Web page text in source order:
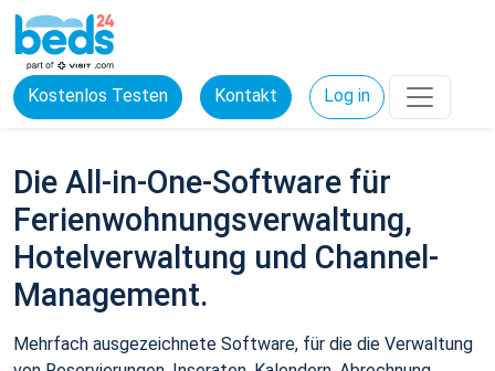
Kostenlos Testen Kontakt Log in
Die All-in-One-Software für
Ferienwohnungsverwaltung,
Hotelverwaltung und Channel-
Management.
Mehrfach ausgezeichnete Software, für die die Verwaltung